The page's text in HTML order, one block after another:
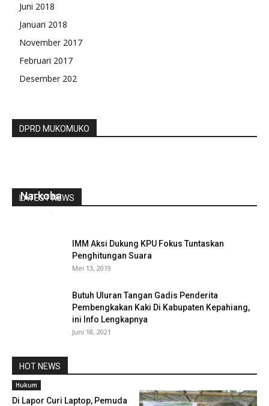
Juni 2018
Januari 2018
November 2017
Februari 2017
Desember 202
DPRD MUKOMUKO
LATEST NEWS
Narkoba
-
IMM Aksi Dukung KPU Fokus Tuntaskan
Penghitungan Suara
Mei 13, 2019
Butuh Uluran Tangan Gadis Penderita
Pembengkakan Kaki Di Kabupaten Kepahiang,
ini Info Lengkapnya
Juni 18, 2021
HOT NEWS
Hukum
Di Lapor Curi Laptop, Pemuda